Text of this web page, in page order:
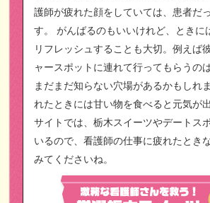
護師が疲れた顔をしていては、患者だ
す。
がんばるのもいいけれど、ときに
リフレッシュすることも大切。例えば
ャースポットに連れて行ってもらうの
まだまだ知らない穴場があるかもしれ
れたときには甘い物を食べると元気が
サイトでは、栃木スイーツやデートス
いるので、看護師の仕事に疲れたとき
みてくださいね。